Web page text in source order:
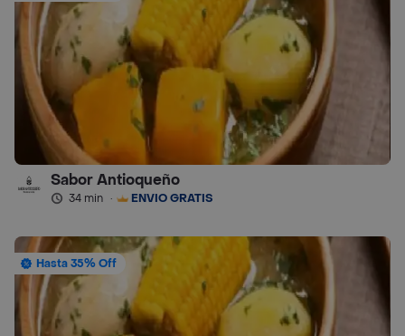
Sabor Antioqueño
34 min · ENVÍO GRATIS
Hasta 35% Off